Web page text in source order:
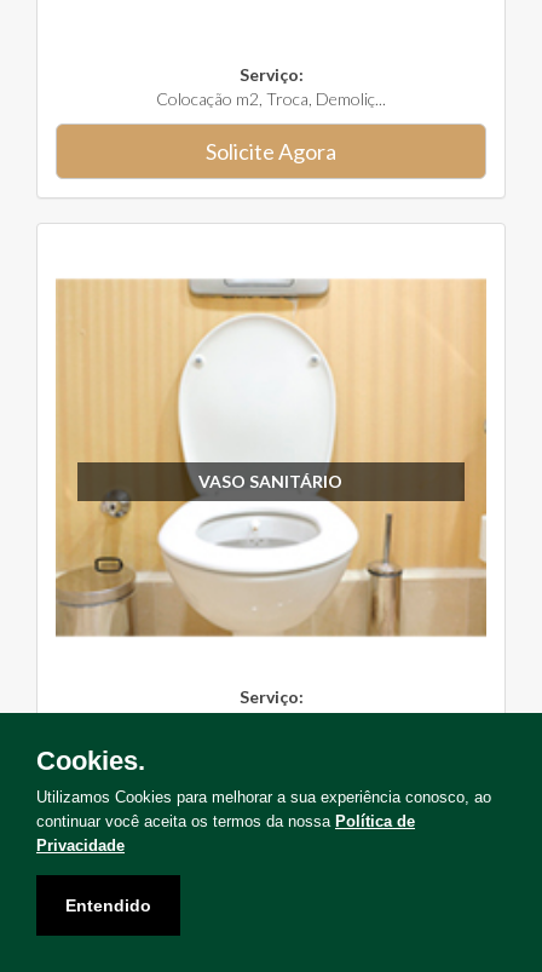
Serviço:
Colocação m2, Troca, Demoliç...
Solicite Agora
VASO SANITÁRIO
Serviço:
Cookies.
Utilizamos Cookies para melhorar a sua experiência conosco, ao
continuar você aceita os termos da nossa Política de
Privacidade
Entendido